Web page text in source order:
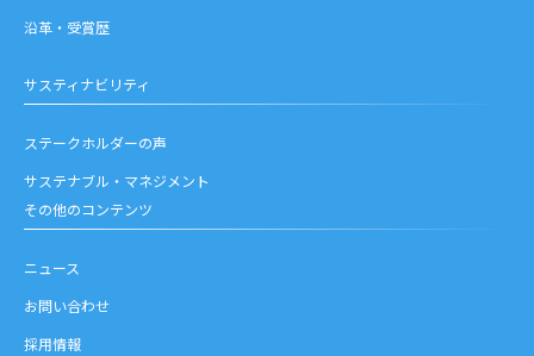
沿革・受賞歴
サスティナビリティ
ステークホルダーの声
サステナブル・マネジメント
その他のコンテンツ
ニュース
お問い合わせ
採用情報